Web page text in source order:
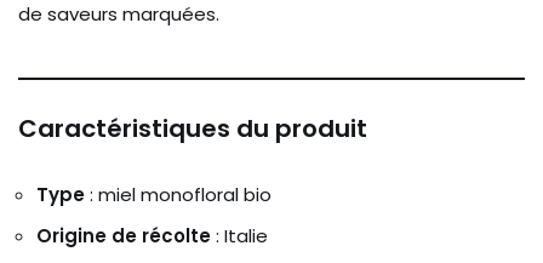
de saveurs marquées.
Caractéristiques du produit
Type: miel monofloral bio
Origine de récolte: Italie